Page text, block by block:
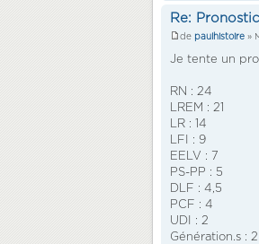
Re:
de paulhistoire »
Je tente un
RN : 24
LREM : 21
LR : 14
LFI : 9
EELV : 7
PS-PP : 5
DLF : 4,5
PCF : 4
UDI : 2
Génération.s : 2